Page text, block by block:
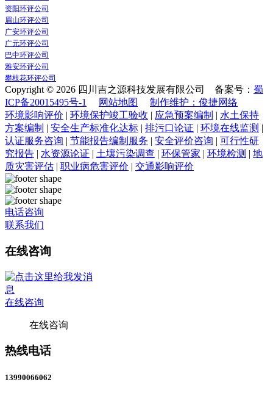
资阳环评公司
眉山环评公司
广安环评公司
广元环评公司
巴中环评公司
雅安环评公司
攀枝花环评公司
Copyright © 2026 四川吉之源科技发展有限公司 备案号： 蜀
ICP备20015495号-1
网站地图
制作维护：俊捷网络
环境影响评价 | 环境保护竣工验收 | 应急预案编制 | 水土保持
方案编制 | 安全生产标准化达标 | 排污口论证 | 环境在线监测 |
认证服务咨询 | 节能报告编制服务 | 安全评价咨询 | 可行性研
究报告 | 水资源论证 | 土壤污染调查 | 环保管家 | 环境检测 | 地
质灾害评估 | 职业病危害评价 | 交通影响评价
电话咨询
联系我们
在线咨询
在线咨询
在线咨询
热线电话
13990066062